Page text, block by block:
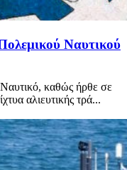
Ναυτικού
καθώς ήρθε σε
αλιευτικής τρά...